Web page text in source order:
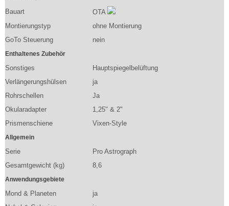
Bauart
OTA
Montierungstyp
ohne Montierung
GoTo Steuerung
nein
Enthaltenes Zubehör
Sonstiges
Hauptspiegelbelüftung
Verlängerungshülsen
ja
Rohrschellen
Ja
Okularadapter
1,25" & 2"
Prismenschiene
Vixen-Style
Allgemein
Serie
Pro Astrograph
Gesamtgewicht (kg)
8,6
Anwendungsgebiete
Mond & Planeten
ja